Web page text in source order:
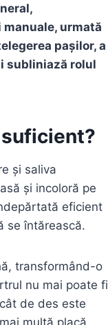
urmată
pașilor, a
subliniază rolul
și saliva
și incoloră pe
eficient
se întărească.
transformând-o
nu mai poate fi
de des este
multă placă